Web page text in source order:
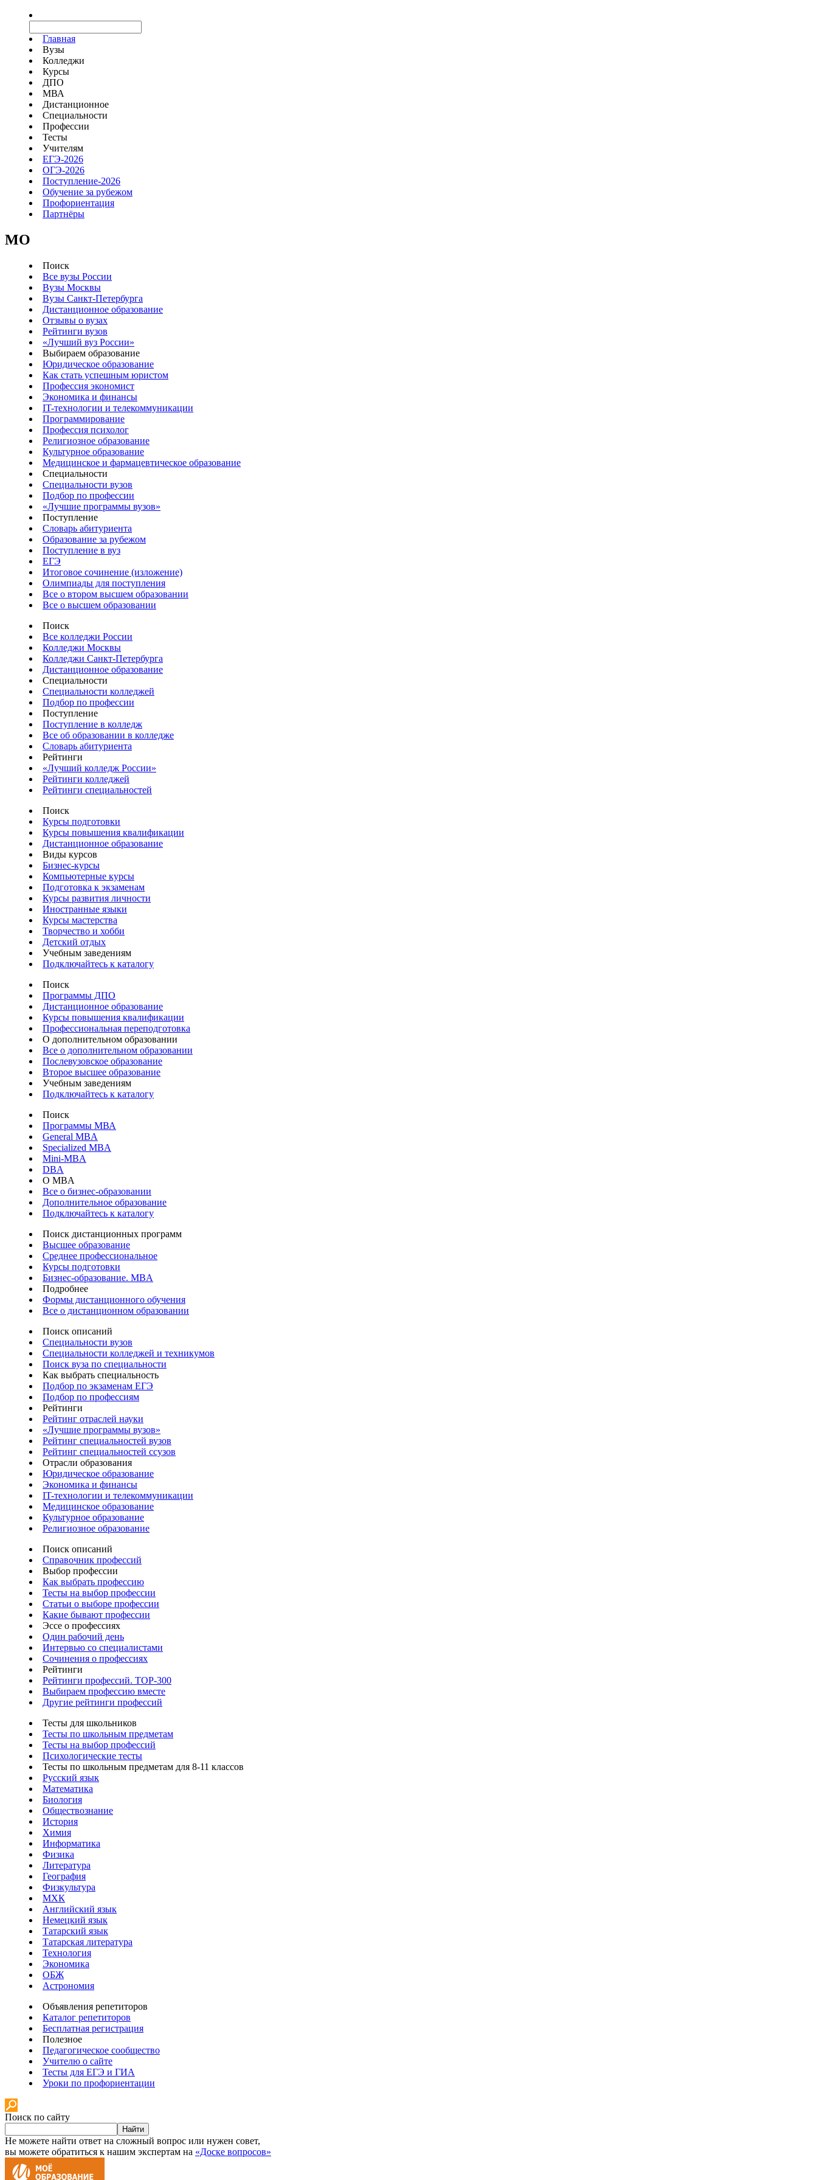
Главная
Вузы
Колледжи
Курсы
ДПО
МВА
Дистанционное
Специальности
Профессии
Тесты
Учителям
ЕГЭ-2026
ОГЭ-2026
Поступление-2026
Обучение за рубежом
Профориентация
Партнёры
MO
Поиск
Все вузы России
Вузы Москвы
Вузы Санкт-Петербурга
Дистанционное образование
Отзывы о вузах
Рейтинги вузов
«Лучший вуз России»
Выбираем образование
Юридическое образование
Как стать успешным юристом
Профессия экономист
Экономика и финансы
IT-технологии и телекоммуникации
Программирование
Профессия психолог
Религиозное образование
Культурное образование
Медицинское и фармацевтическое образование
Специальности
Специальности вузов
Подбор по профессии
«Лучшие программы вузов»
Поступление
Словарь абитуриента
Образование за рубежом
Поступление в вуз
ЕГЭ
Итоговое сочинение (изложение)
Олимпиады для поступления
Все о втором высшем образовании
Все о высшем образовании
Поиск
Все колледжи России
Колледжи Москвы
Колледжи Санкт-Петербурга
Дистанционное образование
Специальности
Специальности колледжей
Подбор по профессии
Поступление
Поступление в колледж
Все об образовании в колледже
Словарь абитуриента
Рейтинги
«Лучший колледж России»
Рейтинги колледжей
Рейтинги специальностей
Поиск
Курсы подготовки
Курсы повышения квалификации
Дистанционное образование
Виды курсов
Бизнес-курсы
Компьютерные курсы
Подготовка к экзаменам
Курсы развития личности
Иностранные языки
Курсы мастерства
Творчество и хобби
Детский отдых
Учебным заведениям
Подключайтесь к каталогу
Поиск
Программы ДПО
Дистанционное образование
Курсы повышения квалификации
Профессиональная переподготовка
О дополнительном образовании
Все о дополнительном образовании
Послевузовское образование
Второе высшее образование
Учебным заведениям
Подключайтесь к каталогу
Поиск
Программы МВА
General MBA
Specialized MBA
Mini-MBA
DBA
О MBA
Все о бизнес-образовании
Дополнительное образование
Подключайтесь к каталогу
Поиск дистанционных программ
Высшее образование
Среднее профессиональное
Курсы подготовки
Бизнес-образование. MBA
Подробнее
Формы дистанционного обучения
Все о дистанционном образовании
Поиск описаний
Специальности вузов
Специальности колледжей и техникумов
Поиск вуза по специальности
Как выбрать специальность
Подбор по экзаменам ЕГЭ
Подбор по профессиям
Рейтинги
Рейтинг отраслей науки
«Лучшие программы вузов»
Рейтинг специальностей вузов
Рейтинг специальностей ссузов
Отрасли образования
Юридическое образование
Экономика и финансы
IT-технологии и телекоммуникации
Медицинское образование
Культурное образование
Религиозное образование
Поиск описаний
Справочник профессий
Выбор профессии
Как выбрать профессию
Тесты на выбор профессии
Статьи о выборе профессии
Какие бывают профессии
Эссе о профессиях
Один рабочий день
Интервью со специалистами
Сочинения о профессиях
Рейтинги
Рейтинги профессий. TOP-300
Выбираем профессию вместе
Другие рейтинги профессий
Тесты для школьников
Тесты по школьным предметам
Тесты на выбор профессий
Психологические тесты
Тесты по школьным предметам для 8-11 классов
Русский язык
Математика
Биология
Обществознание
История
Химия
Информатика
Физика
Литература
География
Физкультура
МХК
Английский язык
Немецкий язык
Татарский язык
Татарская литература
Технология
Экономика
ОБЖ
Астрономия
Объявления репетиторов
Каталог репетиторов
Бесплатная регистрация
Полезное
Педагогическое сообщество
Учителю о сайте
Тесты для ЕГЭ и ГИА
Уроки по профориентации
Поиск по сайту
Найти
Не можете найти ответ на сложный вопрос или нужен совет,
вы можете обратиться к нашим экспертам на «Доске вопросов»